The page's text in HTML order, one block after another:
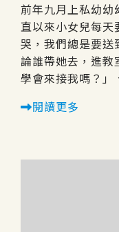
前年九月上私幼幼
直以來小女兒每天
哭，我們總是要送
論誰帶她去，進
學會來接我嗎？」
閱讀更多